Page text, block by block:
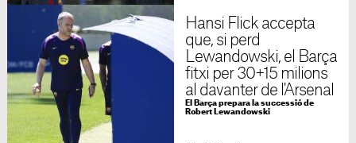
Hansi Flick accepta
que, si perd
Lewandowski, el Barça
fitxi per 30+15 milions
al davanter de l'Arsenal
El Barça prepara la successió de
Robert Lewandowski